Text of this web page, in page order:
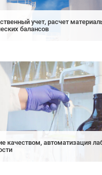
учет, расчет
балансов
качеством, автоматизация